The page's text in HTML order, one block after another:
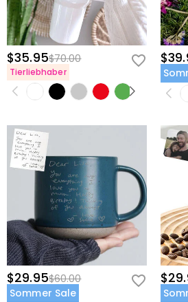
Kaufpreises zurückgeben. Wenn
möchten, sehen Sie sich bitte
Rückgaberechtan.
$35.95$70.00
Tierliebhaber
$29.95$60.00
Sommer Sale